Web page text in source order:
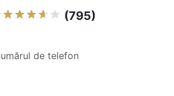
(795)
de telefon